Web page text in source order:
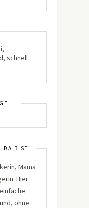
DA BIST!
Mama
Hier
ohne